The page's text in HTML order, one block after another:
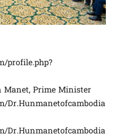
profile.php?
Manet, Prime Minister
Dr.Hunmanetofcambodia
Dr.Hunmanetofcambodia